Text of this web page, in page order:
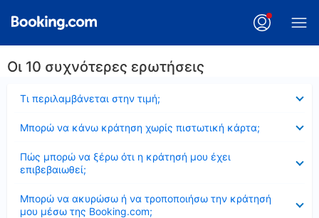
Οι 10 συχνότερες ερωτήσεις
Τι περιλαμβάνεται στην τιμή;
Μπορώ να κάνω κράτηση χωρίς πιστωτική κάρτα;
Πώς μπορώ να ξέρω ότι η κράτησή μου έχει
επιβεβαιωθεί;
Μπορώ να ακυρώσω ή να τροποποιήσω την κράτησή
μου μέσω της Booking.com;